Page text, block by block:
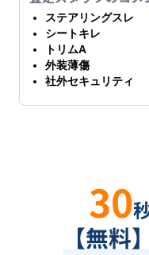
ステアリングスレ
シートキレ
トリムA
外装薄傷
社外セキュリティ
30
【無